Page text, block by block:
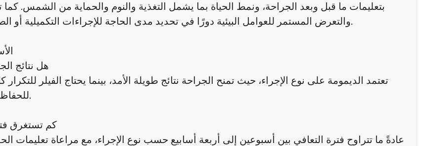
بتعليمات ما قبل وبعد الجراحة، ونمط الحياة بما يشمل التغذية والنوم والحماية من الشمس. كما
والتعرض المستمر للعوامل البيئية دورًا في تحديد مدى الحاجة للإجراءات التكميلية أو الصيانة الدورية.
هل نتائج
تعتمد الديمومة على نوع الإجراء، حيث تمنح الجراحة نتائج طويلة الأمد، بينما يحتاج الفيلر
للحفاظ على الحجم.
كم تستغرق
عادةً ما تتراوح فترة التعافي بين أسبوعين إلى أربعة أسابيع حسب نوع الإجراء، مع مراعاة تعليمات